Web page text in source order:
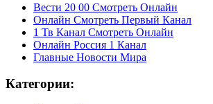
Вести 20 00 Смотреть Онлайн
Онлайн Смотреть Первый Канал
1 Тв Канал Смотреть Онлайн
Онлайн Россия 1 Канал
Главные Новости Мира
Категории: